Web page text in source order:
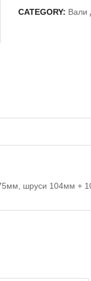
CATEGORY: Вали
шруси 104мм +